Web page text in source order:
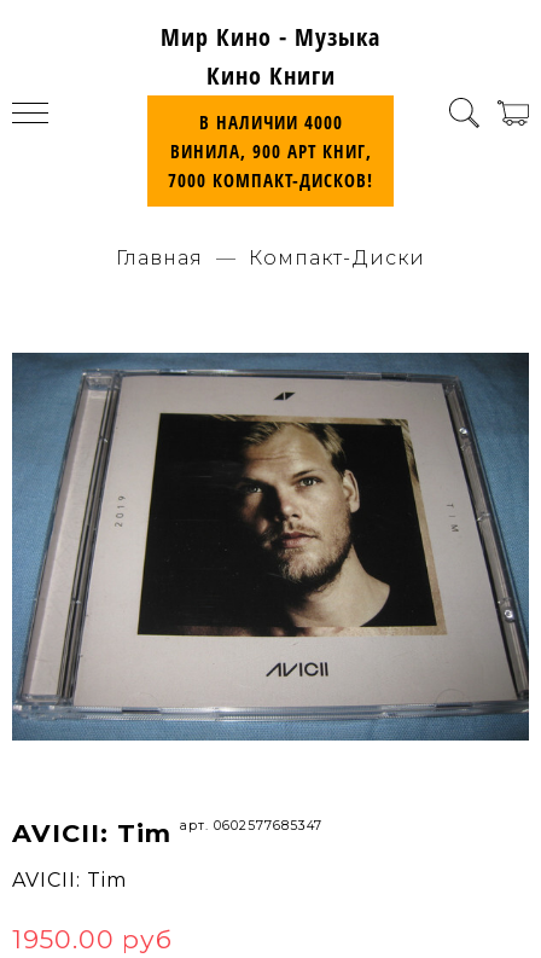
Мир Кино - Музыка
Кино Книги
В НАЛИЧИИ 4000
ВИНИЛА, 900 АРТ КНИГ,
7000 КОМПАКТ-ДИСКОВ!
Главная Компакт-Диски
AVICII: Tim арт. 0602577685347
AVICII: Tim
1950.00 руб